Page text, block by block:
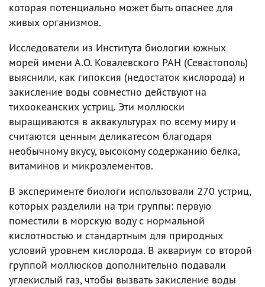
которая потенциально может быть опаснее для
живых организмов.
Исследователи из Института биологии южных
морей имени А.О. Ковалевского РАН (Севастополь)
выяснили, как гипоксия (недостаток кислорода) и
закисление воды совместно действуют на
тихоокеанских устриц. Эти моллюски
выращиваются в аквакультурах по всему миру и
считаются ценным деликатесом благодаря
необычному вкусу, высокому содержанию белка,
витаминов и микроэлементов.
В эксперименте биологи использовали 270 устриц,
которых разделили на три группы: первую
поместили в морскую воду с нормальной
кислотностью и стандартным для природных
условий уровнем кислорода. В аквариум со второй
группой моллюсков дополнительно подавали
углекислый газ, чтобы вызвать закисление воды